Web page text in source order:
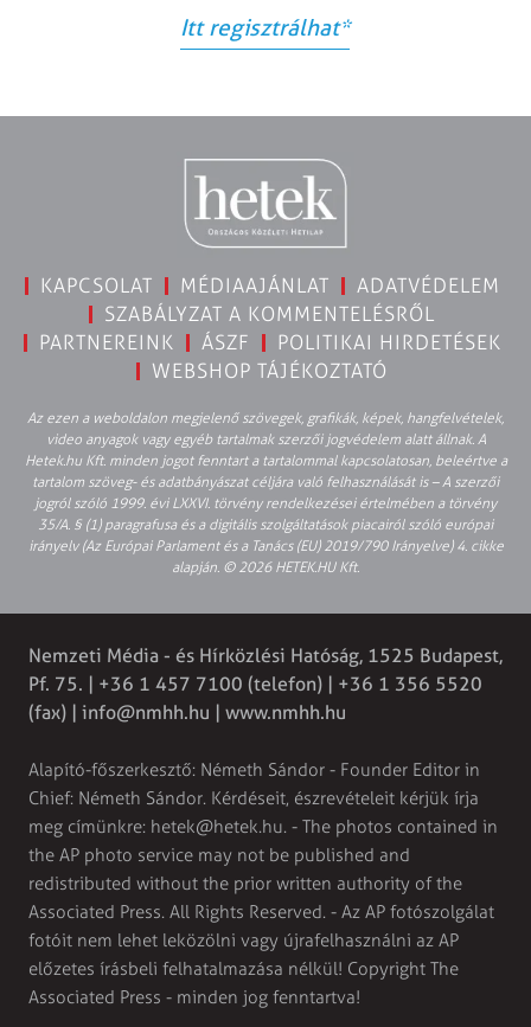
Itt regisztrálhat*
KAPCSOLAT MÉDIAAJÁNLAT
ADATVÉDELEM
SZABÁLYZAT A KOMMENTELÉSRŐL
PARTNEREINK
ÁSZF
POLITIKAI HIRDETÉSEK
WEBSHOP TÁJÉKOZTATÓ
Az ezen a weboldalon megjelenő szövegek, grafikák, képek, hangfelvételek,
video anyagok vagy egyéb tartalmak szerzői jogvédelem alatt állnak. A
Hetek.hu Kft. minden jogot fenntart a tartalommal kapcsolatosan, beleértve a
tartalom szöveg- és adatbányászat céljára való felhasználását is – A szerzői
jogról szóló 1999. évi LXXVI. törvény rendelkezései értelmében a törvény
35/A. § (1) paragrafusa és a digitális szolgáltatások piacairól szóló európai
irányelv (Az Európai Parlament és a Tanács (EU) 2019/790 Irányelve) 4. cikke
alapján. © 2026 HETEK.HU Kft.
Nemzeti Média - és Hírközlési Hatóság, 1525 Budapest,
Pf. 75. | +36 1 457 7100 (telefon) | +36 1 356 5520
(fax) | info@nmhh.hu | www.nmhh.hu
Alapító-főszerkesztő: Németh Sándor - Founder Editor in
Chief: Németh Sándor. Kérdéseit, észrevételeit kérjük írja
meg címünkre: hetek@hetek.hu. - The photos contained in
the AP photo service may not be published and
redistributed without the prior written authority of the
Associated Press. All Rights Reserved. - Az AP fotószolgálat
fotóit nem lehet leközölni vagy újrafelhasználni az AP
előzetes írásbeli felhatalmazása nélkül! Copyright The
Associated Press - minden jog fenntartva!